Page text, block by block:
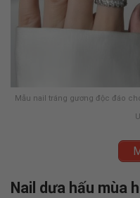
Mẫu nail tráng gương độc đáo
Nail dưa hấu mùa